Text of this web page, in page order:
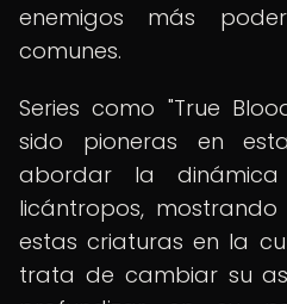
enemigos más
comunes.
Series como "True
sido pioneras en
abordar la
licántropos,
estas criaturas en la
trata de cambiar su